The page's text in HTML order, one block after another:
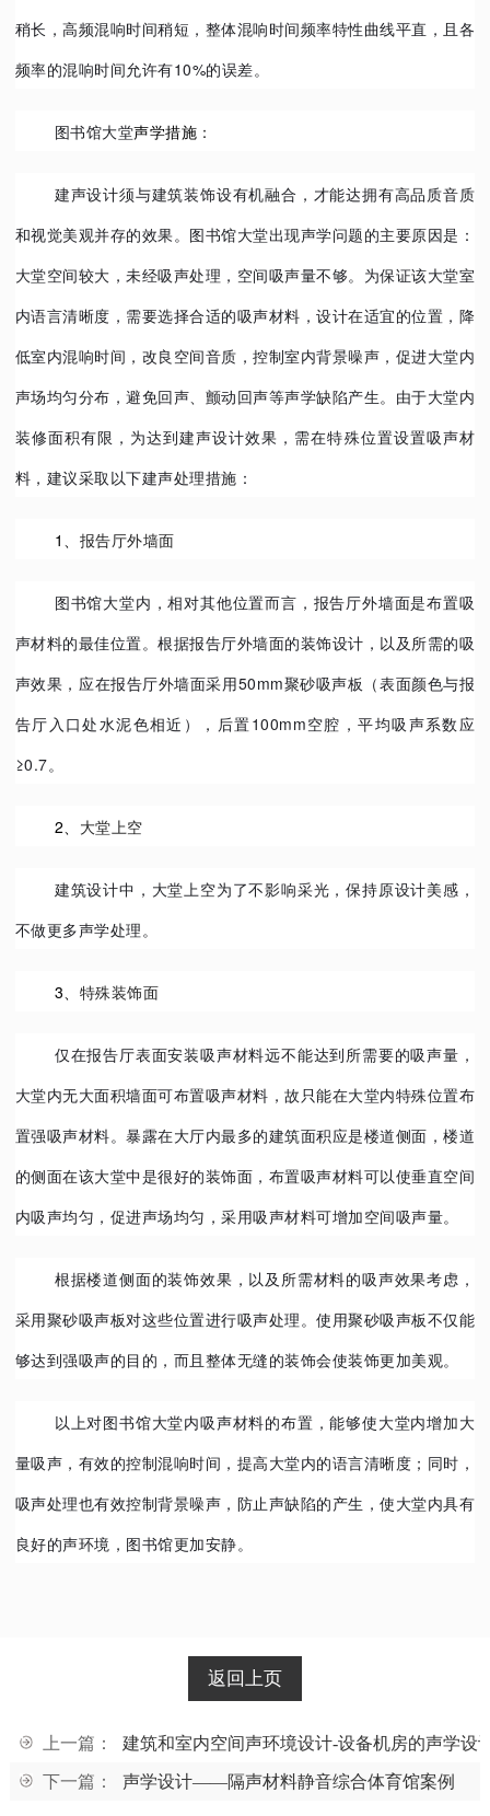
稍长，高频混响时间稍短，整体混响时间频率特性曲线平直，且各
频率的混响时间允许有10%的误差。
图书馆大堂声学措施 ：
建声设计须与建筑装饰设有机融合，才能达拥有高品质音质
和视觉美观并存的效果。图书馆大堂出现声学问题的主要原因是：
大堂空间较大，未经吸声处理，空间吸声量不够。为保证该大堂室
内语言清晰度，需要选择合适的吸声材料，设计在适宜的位置，降
低室内混响时间，改良空间音质，控制室内背景噪声，促进大堂内
声场均匀分布，避免回声、颤动回声等声学缺陷产生。由于大堂内
装修面积有限，为达到建声设计效果，需在特殊位置设置吸声材
料，建议采取以下建声处理措施：
1、 报告厅外墙面
图书馆大堂内，相对其他位置而言，报告厅外墙面是布置吸
声材料的最佳位置。根据报告厅外墙面的装饰设计，以及所需的吸
声效果，应在报告厅外墙面采用50mm聚砂吸声板（表面颜色与报
告厅入口处水泥色相近），后置100mm空腔，平均吸声系数应
≥0.7。
2、 大堂上空
建筑设计中，大堂上空为了不影响采光，保持原设计美感，
不做更多声学处理。
3、 特殊装饰面
仅在报告厅表面安装吸声材料远不能达到所需要的吸声量，
大堂内无大面积墙面可布置吸声材料，故只能在大堂内特殊位置布
置强吸声材料。暴露在大厅内最多的建筑面积应是楼道侧面，楼道
的侧面在该大堂中是很好的装饰面，布置吸声材料可以使垂直空间
内吸声均匀，促进声场均匀，采用吸声材料可增加空间吸声量。
根据楼道侧面的装饰效果，以及所需材料的吸声效果考虑，
采用聚砂吸声板对这些位置进行吸声处理。使用聚砂吸声板不仅能
够达到强吸声的目的，而且整体无缝的装饰会使装饰更加美观。
以上对图书馆大堂内吸声材料的布置，能够使大堂内增加大
量吸声，有效的控制混响时间，提高大堂内的语言清晰度；同时，
吸声处理也有效控制背景噪声，防止声缺陷的产生，使大堂内具有
良好的声环境，图书馆更加安静。
返回上页
上一篇： 建筑和室内空间声环境设计-设备机房的声学设
下一篇： 声学设计——隔声材料静音综合体育馆案例